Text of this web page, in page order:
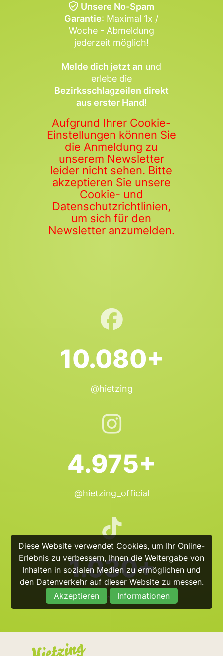
Diese Website verwendet Cookies, um Ihr Online-
Erlebnis zu verbessern, Ihnen die Weitergabe von
Inhalten in sozialen Medien zu ermöglichen und
den Datenverkehr auf dieser Website zu messen.
Akzeptieren
Informationen
Unsere No-Spam
Garantie: Maximal 1x /
Woche - Abmeldung
jederzeit möglich!
Melde dich jetzt an und
erlebe die
Bezirksschlagzeilen direkt
aus erster Hand!
Aufgrund Ihrer Cookie-
Einstellungen können Sie
die Anmeldung zu
unserem Newsletter
leider nicht sehen. Bitte
akzeptieren Sie unsere
Cookie- und
Datenschutzrichtlinien,
um sich für den
Newsletter anzumelden.
10.080+
@hietzing
4.975+
@hietzing_official
1.030+
@hietzing_official